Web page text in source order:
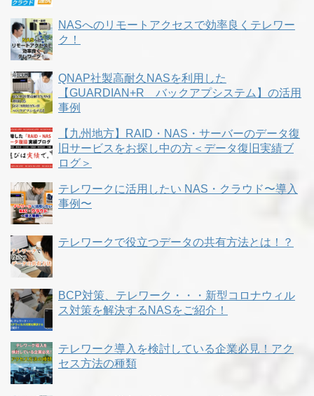
NASへのリモートアクセスで効率良くテレワー
ク！
QNAP社製高耐久NASを利用した
【GUARDIAN+R バックアプシステム】の活用
事例
【九州地方】RAID・NAS・サーバーのデータ復
旧サービスをお探し中の方＜データ復旧実績ブ
ログ＞
テレワークに活用したい NAS・クラウド〜導入
事例〜
テレワークで役立つデータの共有方法とは！？
BCP対策、テレワーク・・・新型コロナウィル
ス対策を解決するNASをご紹介！
テレワーク導入を検討している企業必見！アク
セス方法の種類